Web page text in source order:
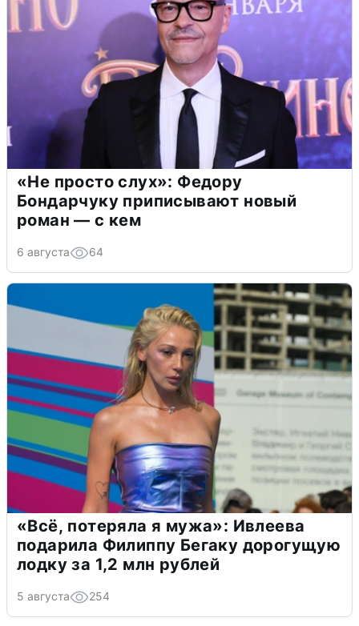
«Не просто слух»: Федору
Бондарчуку приписывают новый
роман — с кем
6 августа 64
«Всё, потеряла я мужа»: Ивлеева
подарила Филиппу Бегаку дорогущую
лодку за 1,2 млн рублей
5 августа 254